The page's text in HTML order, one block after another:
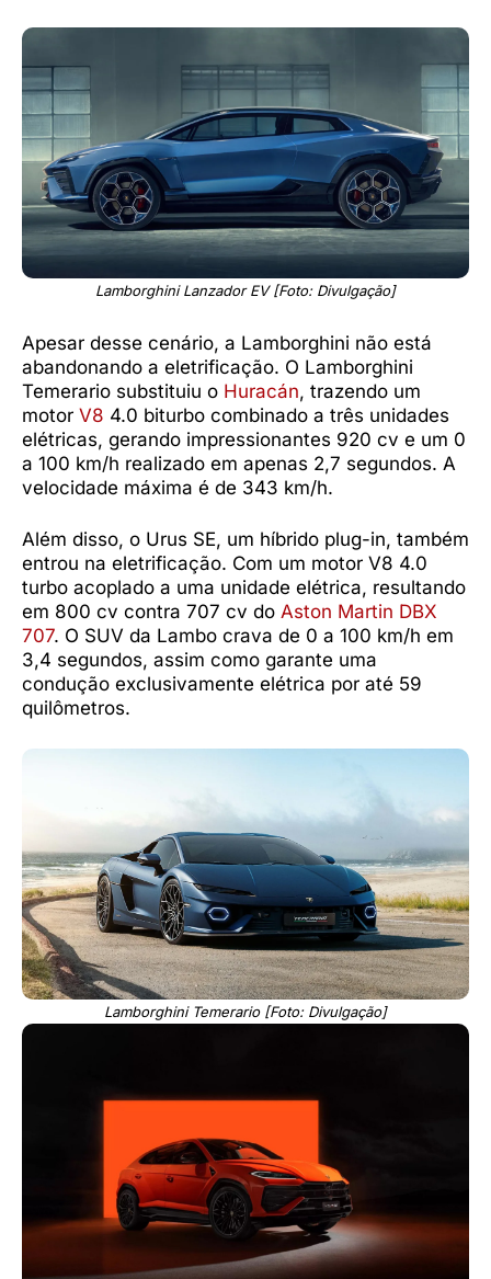
Lamborghini Lanzador EV [Foto: Divulgação]
Apesar desse cenário, a Lamborghini não está
abandonando a eletrificação. O Lamborghini
Temerario substituiu o Huracán, trazendo um
motor V8 4.0 biturbo combinado a três unidades
elétricas, gerando impressionantes 920 cv e um 0
a 100 km/h realizado em apenas 2,7 segundos. A
velocidade máxima é de 343 km/h.
Além disso, o Urus SE, um híbrido plug-in, também
entrou na eletrificação. Com um motor V8 4.0
turbo acoplado a uma unidade elétrica, resultando
em 800 cv contra 707 cv do Aston Martin DBX
707. O SUV da Lambo crava de 0 a 100 km/h em
3,4 segundos, assim como garante uma
condução exclusivamente elétrica por até 59
quilômetros.
Lamborghini Temerario [Foto: Divulgação]